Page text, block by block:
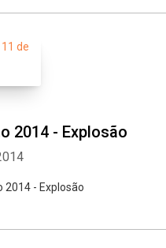
2014 - Explosão
2014 - Explosão